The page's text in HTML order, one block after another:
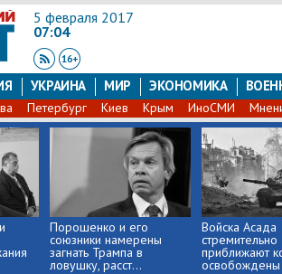
5 февраля 2017
07:04
УКРАИНА МИР ЭКОНОМИКА
Петербург Киев Крым ИноСМИ
Порошенко и его
союзники намерены
загнать Трампа в
ловушку, расст...
Войска Асада
стремительно
приближают